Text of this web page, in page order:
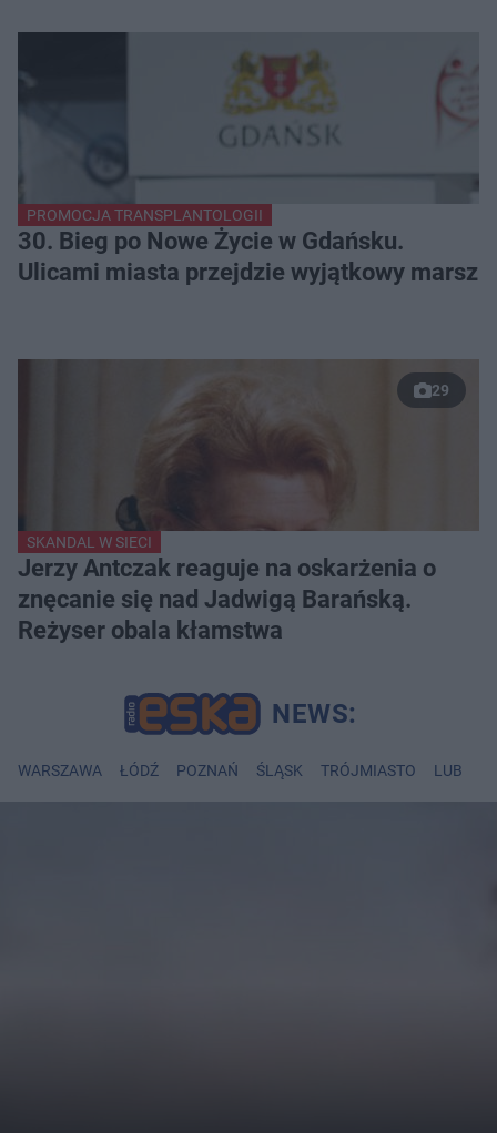
PROMOCJA TRANSPLANTOLOGII
30. Bieg po Nowe Życie w Gdańsku.
Ulicami miasta przejdzie wyjątkowy marsz
29
SKANDAL W SIECI
Jerzy Antczak reaguje na oskarżenia o
znęcanie się nad Jadwigą Barańską.
Reżyser obala kłamstwa
WARSZAWA ŁÓDŹ POZNAŃ ŚLĄSK TRÓJMIASTO LUBLIN